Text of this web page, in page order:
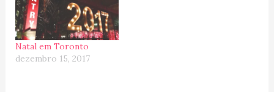
Natal em Toronto
dezembro 15, 2017